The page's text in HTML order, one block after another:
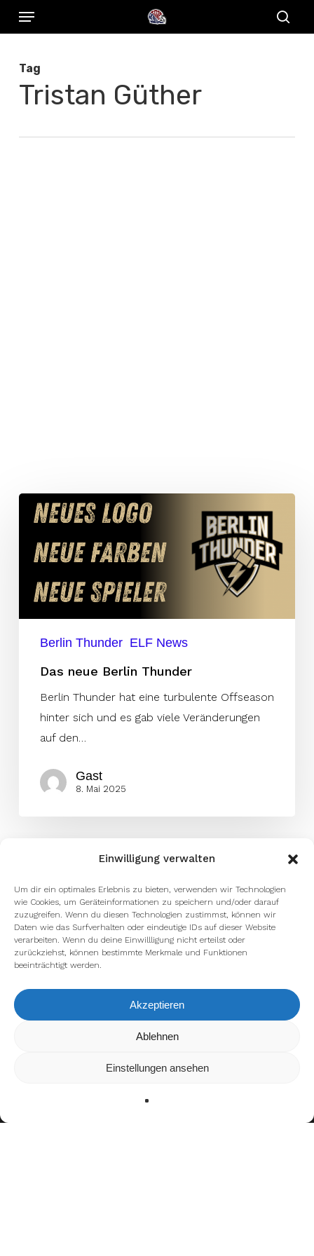
Einwilligung verwalten
Um dir ein optimales Erlebnis zu bieten, verwenden wir Technologien
wie Cookies, um Geräteinformationen zu speichern und/oder darauf
zuzugreifen. Wenn du diesen Technologien zustimmst, können wir
Daten wie das Surfverhalten oder eindeutige IDs auf dieser Website
verarbeiten. Wenn du deine Einwillligung nicht erteilst oder
zurückziehst, können bestimmte Merkmale und Funktionen
beeinträchtigt werden.
Akzeptieren
Ablehnen
Einstellungen ansehen
Skip
content
Menu
Tag
Tristan Güther
Das
neue
Berlin
Thunder
Berlin Thunder ELF News
Das neue Berlin Thunder
Berlin Thunder hat eine turbulente Offseason
hinter sich und es gab viele Veränderungen
auf den…
Gast
8. Mai 2025
Wir verwenden Cookies, um dir die bestmögliche Erfahrung auf
kannst du erfahren, welche Cookies wir
verwenden oder sie ausschalten.